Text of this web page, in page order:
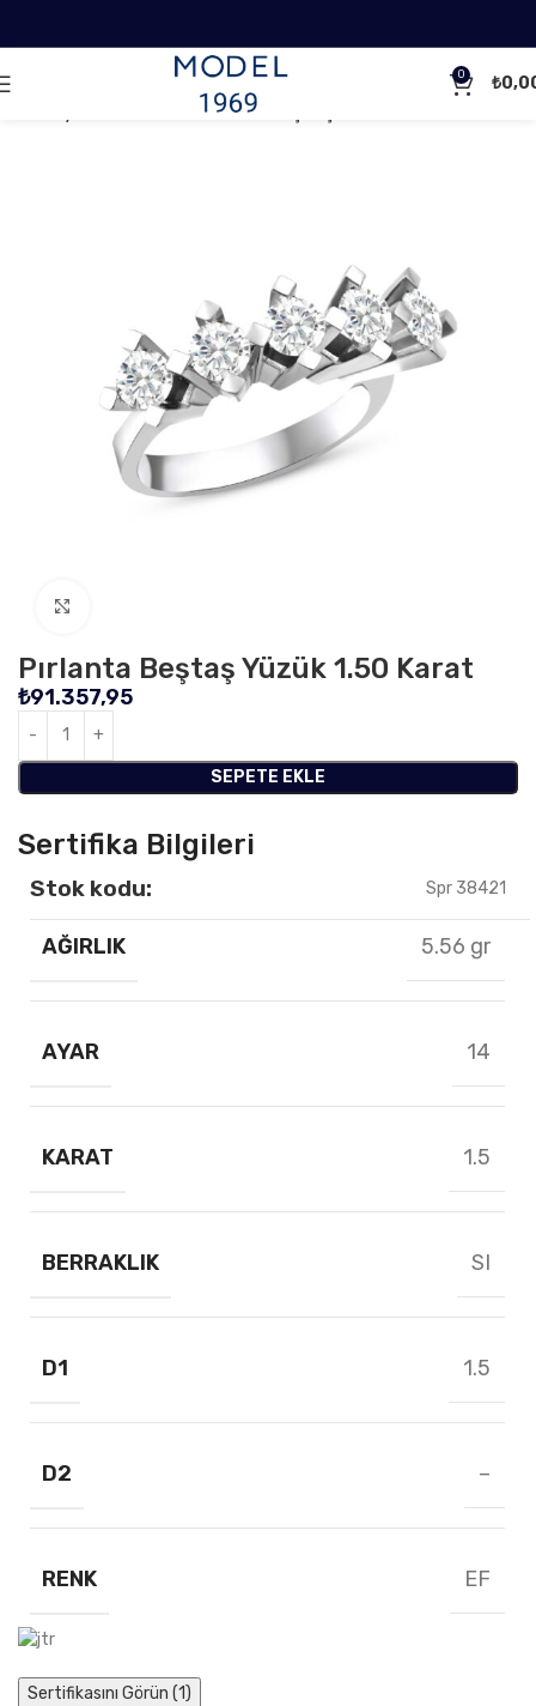
0 ₺
Pırlanta Yüzükler
Pırlanta Beştaş Yüzük 1.50 Karat
₺91.357,95
SEPETE EKLE
Sertifika Bilgileri
Stok kodu: Spr 38421
AĞIRLIK 5.56 gr
AYAR 14
KARAT 1.5
BERRAKLIK SI
D1 1.5
D2 –
RENK EF
Sertifikasını Görün (1)